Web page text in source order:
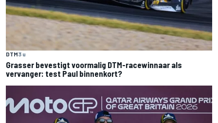
DTM3 u
Grasser bevestigt voormalig DTM-racewinnaar als
vervanger: test Paul binnenkort?